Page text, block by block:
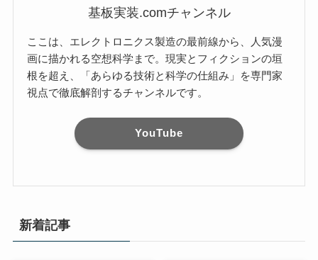
基板実装.comチャンネル
ここは、エレクトロニクス製造の最前線から、人気漫
画に描かれる空想科学まで。現実とフィクションの垣
根を超え、「あらゆる技術と科学の仕組み」を専門家
視点で徹底解剖するチャンネルです。
YouTube
新着記事